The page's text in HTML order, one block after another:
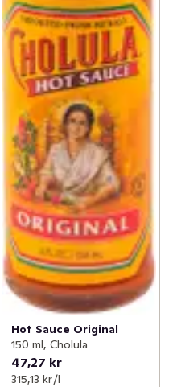
Hot Sauce Original
150 ml, Cholula
47,27 kr
315,13 kr /l